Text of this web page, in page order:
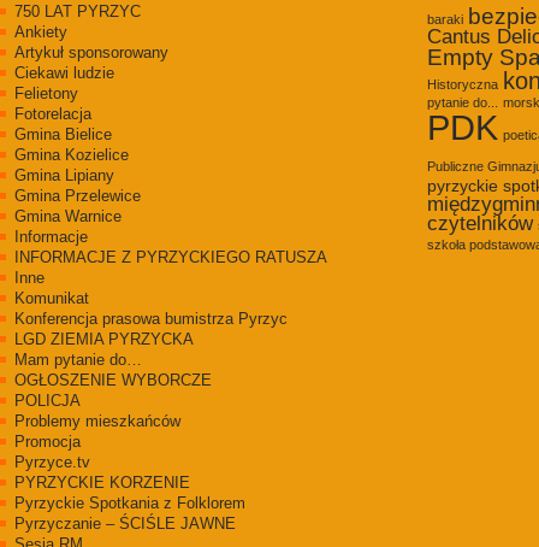
750 LAT PYRZYC
Ankiety
Artykuł sponsorowany
Ciekawi ludzie
Felietony
Fotorelacja
Gmina Bielice
Gmina Kozielice
Gmina Lipiany
Gmina Przelewice
Gmina Warnice
Informacje
INFORMACJE Z PYRZYCKIEGO RATUSZA
Inne
Komunikat
Konferencja prasowa bumistrza Pyrzyc
LGD ZIEMIA PYRZYCKA
Mam pytanie do…
OGŁOSZENIE WYBORCZE
POLICJA
Problemy mieszkańców
Promocja
Pyrzyce.tv
PYRZYCKIE KORZENIE
Pyrzyckie Spotkania z Folklorem
Pyrzyczanie – ŚCIŚLE JAWNE
Sesja RM
baraki
Cantus
Empty
Historyczna
pytanie do...
PDK
Publiczne
pyrzyckie
czytelników
szkoła